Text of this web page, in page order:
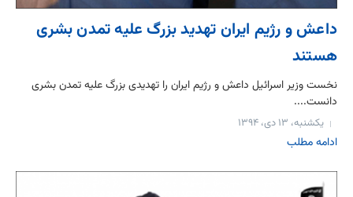
داعش و رژیم ایران تهدید بزرگ علیه تمدن بشری
هستند
نخست وزیر اسرائیل داعش و رژیم ایران را تهدیدی بزرگ علیه تمدن بشری
دانست....
یکشنبه، ۱۳ دی، ۱۳۹۴
ادامه مطلب